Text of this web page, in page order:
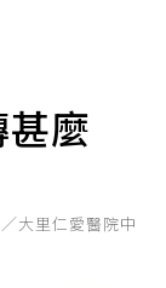
麼
大里仁愛醫院中